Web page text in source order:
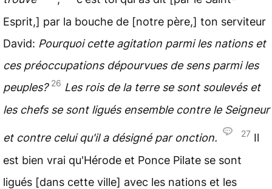
Esprit,] par la bouche de [notre père,] ton serviteur
David: Pourquoi cette agitation parmi les nations et
ces préoccupations dépourvues de sens parmi les
peuples? 26 Les rois de la terre se sont soulevés et
les chefs se sont ligués ensemble contre le Seigneur
et contre celui qu'il a désigné par onction. 27 Il
est bien vrai qu'Hérode et Ponce Pilate se sont
ligués [dans cette ville] avec les nations et les